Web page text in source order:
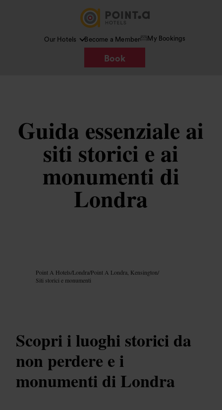
Our Hotels Become a Member My Bookings
Book
Guida essenziale ai
siti storici e ai
monumenti di
Londra
Point A Hotels/Londra/Point A Londra, Kensington/
Siti storici e monumenti
Scopri i luoghi storici da
non perdere e i
monumenti di Londra